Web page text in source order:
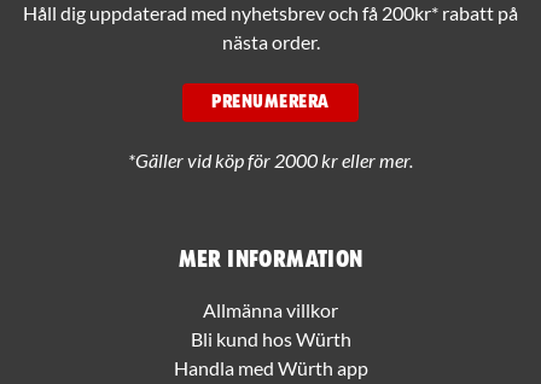
Mer information
Allmänna villkor
Bli kund hos Würth
Handla med Würth app
Håll dig uppdaterad med nyhetsbrev och få 200kr* rabatt på
nästa order.
PRENUMERERA
*Gäller vid köp för 2000 kr eller mer.